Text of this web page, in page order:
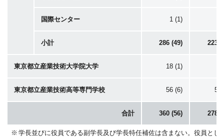
合計 360 (56) 278
学長並びに役員である副学長及び学長特任補佐は含まない。役員とし
国際センター 1 (1)
小計 286 (49) 223
東京都立産業技術大学院大学 18 (1)
東京都立産業技術高等専門学校 56 (6) 53